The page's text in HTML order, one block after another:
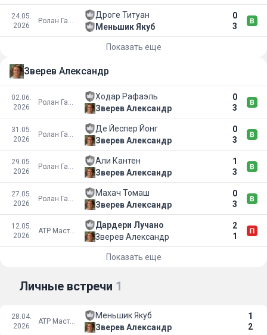
24.05.
2026
Ролан Гаррос
Дроге Титуан
0
3
Меньшик Якуб
Показать еще
Зверев Александр
02.06.
2026
Ролан Гаррос
Ходар Рафаэль
0
3
Зверев Александр
31.05.
2026
Ролан Гаррос
Де Йеспер Йонг
0
3
Зверев Александр
29.05.
2026
Ролан Гаррос
Али Кантен
1
3
Зверев Александр
27.05.
2026
Ролан Гаррос
Махач Томаш
0
3
Зверев Александр
12.05.
2026
ATP Мастерс 1000
Дардери Лучано
2
1
Зверев Александр
Показать еще
Личные встречи 1
28.04.
2026
ATP Мастерс 1000
Меньшик Якуб
1
2
Зверев Александр